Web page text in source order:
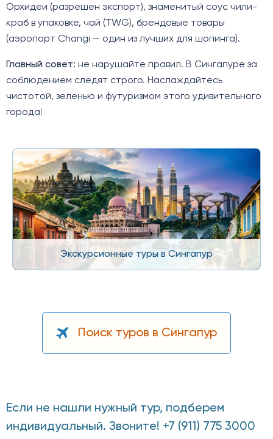
Орхидеи (разрешен экспорт), знаменитый соус чили-
краб в упаковке, чай (TWG), брендовые товары
(аэропорт Changi — один из лучших для шопинга).
Главный совет: не нарушайте правил. В Сингапуре за
соблюдением следят строго. Наслаждайтесь
чистотой, зеленью и футуризмом этого удивительного
города!
Экскурсионные туры в Сингапур
Поиск туров в Сингапур
Если не нашли нужный тур, подберем
индивидуальный. Звоните! +7 (911) 775 3000